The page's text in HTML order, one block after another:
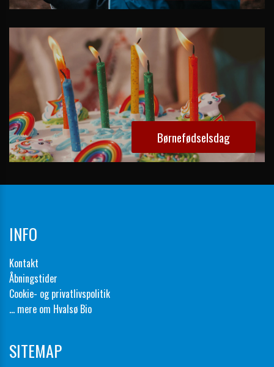
Børnefødselsdag
INFO
Kontakt
Åbningstider
Cookie- og privatlivspolitik
... mere om Hvalsø Bio
SITEMAP